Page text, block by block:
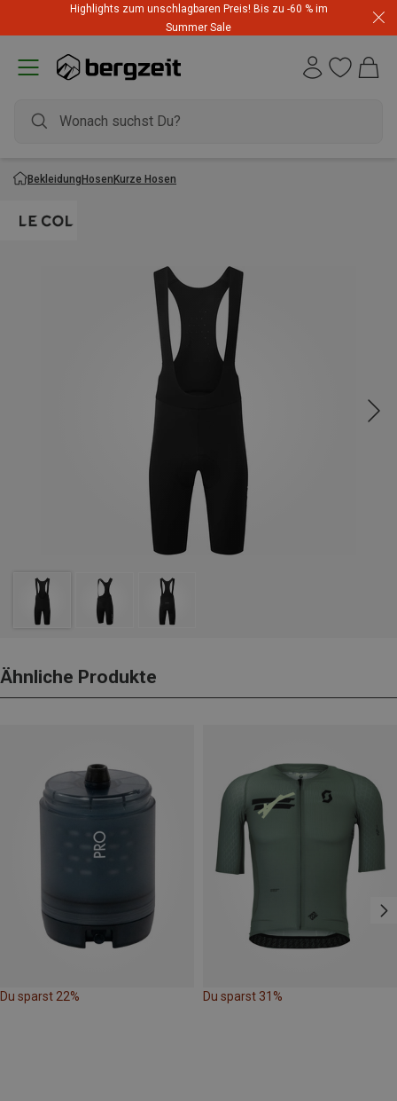
Highlights zum unschlagbaren Preis! Bis zu -60 % im
Summer Sale
BekleidungHosenKurze Hosen
Ähnliche Produkte
Du sparst 22% Du sparst 31%